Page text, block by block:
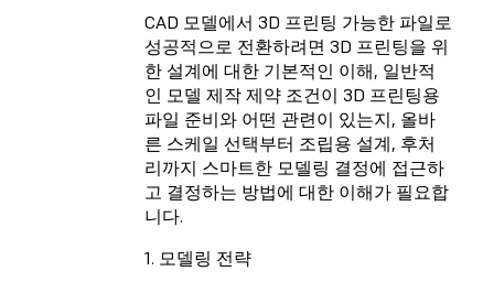
CAD 모델에서 3D 프린팅 가능한 파일로
성공적으로 전환하려면 3D 프린팅을 위
한 설계에 대한 기본적인 이해, 일반적
인 모델 제작 제약 조건이 3D 프린팅용
파일 준비와 어떤 관련이 있는지, 올바
른 스케일 선택부터 조립용 설계, 후처
리까지 스마트한 모델링 결정에 접근하
고 결정하는 방법에 대한 이해가 필요합
니다.
1. 모델링 전략